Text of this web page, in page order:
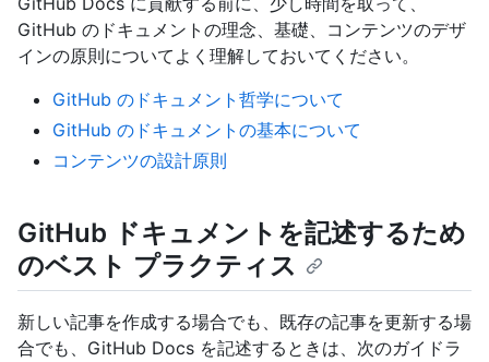
GitHub のドキュメントの理念、基礎、コンテンツのデザ
インの原則についてよく理解しておいてください。
GitHub のドキュメント哲学について
GitHub のドキュメントの基本について
コンテンツの設計原則
GitHub ドキュメントを記述するため
のベスト プラクティス
新しい記事を作成する場合でも、既存の記事を更新する場
合でも、GitHub Docs を記述するときは、次のガイドラ